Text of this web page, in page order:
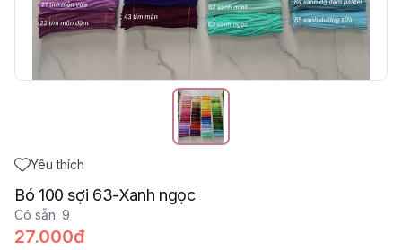
Yêu thích
Bó 100 sợi 63-Xanh ngọc
Có sẵn: 9
27.000đ